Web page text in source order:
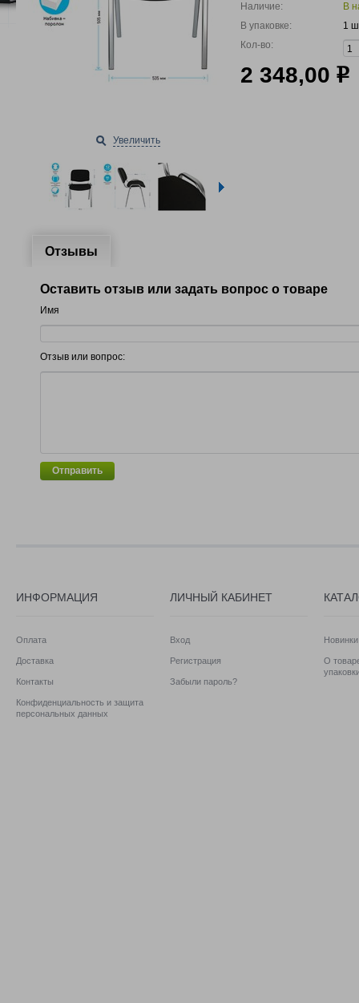
Увеличить
Наличие:
В
В упаковке:
1
Кол-во:
2 348,00 р
Отзывы
Оставить отзыв или задать вопрос о товаре
Имя
Отзыв или вопрос:
Отправить
ИНФОРМАЦИЯ
Оплата
Доставка
Контакты
Конфиденциальность и защита
персональных данных
ЛИЧНЫЙ КАБИНЕТ
Вход
Регистрация
Забыли пароль?
Новинки
О